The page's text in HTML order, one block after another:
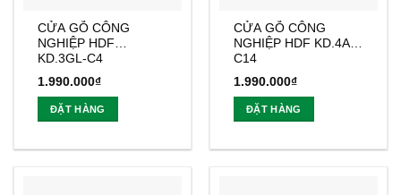
CỬA GỖ CÔNG
NGHIỆP HDF
KD.3GL-C4
1.990.000₫
ĐẶT HÀNG
CỬA GỖ CÔNG
NGHIỆP HDF KD.4A-
C14
1.990.000₫
ĐẶT HÀNG